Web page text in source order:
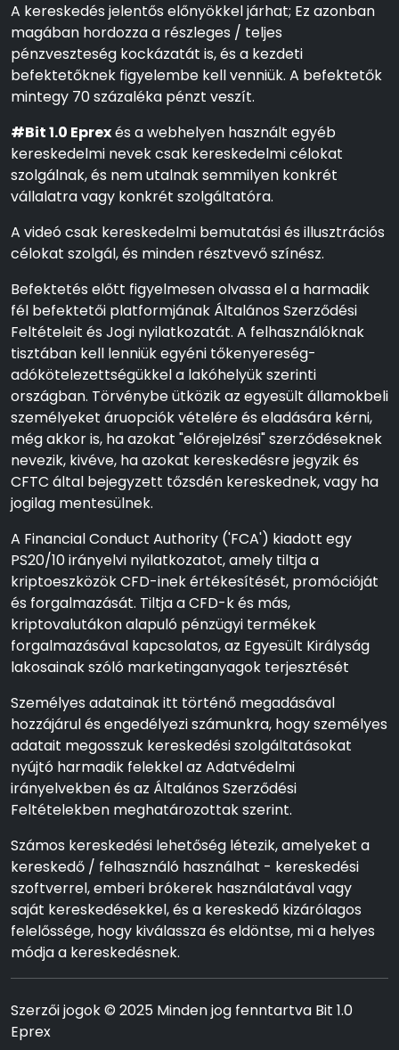
A kereskedés jelentős előnyökkel járhat; Ez azonban
magában hordozza a részleges / teljes
pénzveszteség kockázatát is, és a kezdeti
befektetőknek figyelembe kell venniük. A befektetők
mintegy 70 százaléka pénzt veszít.
#Bit 1.0 Eprexés a webhelyen használt egyéb
kereskedelmi nevek csak kereskedelmi célokat
szolgálnak, és nem utalnak semmilyen konkrét
vállalatra vagy konkrét szolgáltatóra.
A videó csak kereskedelmi bemutatási és illusztrációs
célokat szolgál, és minden résztvevő színész.
Befektetés előtt figyelmesen olvassa el a harmadik
fél befektetői platformjának Általános Szerződési
Feltételeit és Jogi nyilatkozatát. A felhasználóknak
tisztában kell lenniük egyéni tőkenyereség-
adókötelezettségükkel a lakóhelyük szerinti
országban. Törvénybe ütközik az egyesült államokbeli
személyeket áruopciók vételére és eladására kérni,
még akkor is, ha azokat "előrejelzési" szerződéseknek
nevezik, kivéve, ha azokat kereskedésre jegyzik és
CFTC által bejegyzett tőzsdén kereskednek, vagy ha
jogilag mentesülnek.
A Financial Conduct Authority ('FCA') kiadott egy
PS20/10 irányelvi nyilatkozatot, amely tiltja a
kriptoeszközök CFD-inek értékesítését, promócióját
és forgalmazását. Tiltja a CFD-k és más,
kriptovalutákon alapuló pénzügyi termékek
forgalmazásával kapcsolatos, az Egyesült Királyság
lakosainak szóló marketinganyagok terjesztését
Személyes adatainak itt történő megadásával
hozzájárul és engedélyezi számunkra, hogy személyes
adatait megosszuk kereskedési szolgáltatásokat
nyújtó harmadik felekkel az Adatvédelmi
irányelvekben és az Általános Szerződési
Feltételekben meghatározottak szerint.
Számos kereskedési lehetőség létezik, amelyeket a
kereskedő / felhasználó használhat - kereskedési
szoftverrel, emberi brókerek használatával vagy
saját kereskedésekkel, és a kereskedő kizárólagos
felelőssége, hogy kiválassza és eldöntse, mi a helyes
módja a kereskedésnek.
Szerzői jogok © 2025 Minden jog fenntartva Bit 1.0
Eprex